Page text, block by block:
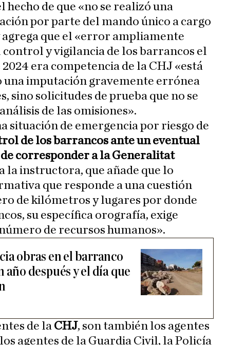
hecho de que «no se realizó una
por parte del mando único a cargo
agrega que el «error ampliamente
control y vigilancia de los barrancos el
era competencia de la CHJ «está
una imputación gravemente errónea
sino solicitudes de prueba que no se
de las omisiones».
situación de emergencia por riesgo de
de los barrancos ante un eventual
corresponder a la Generalitat
la instructora, que añade que lo
que responde a una cuestión
de kilómetros y lugares por donde
su específica orografía, exige
de recursos humanos».
obras en el barranco
año después y el día que
de la CHJ, son también los agentes
agentes de la Guardia Civil, la Policía